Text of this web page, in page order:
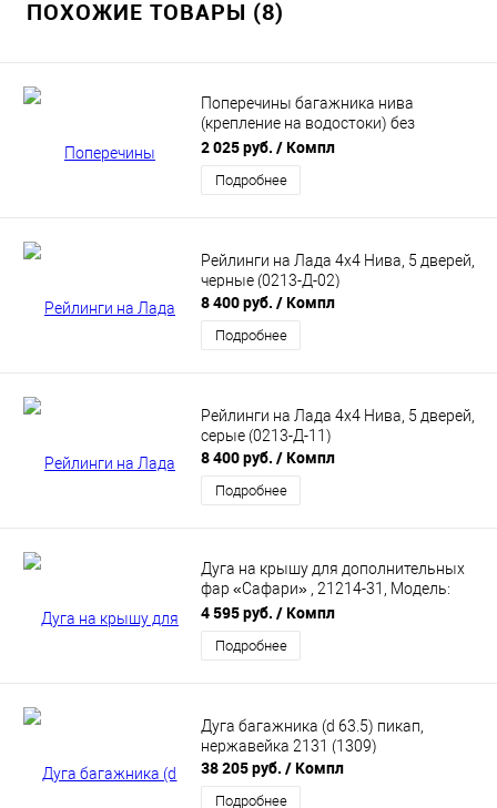
ПОХОЖИЕ ТОВАРЫ (8)
Поперечины багажника нива
(крепление на водостоки) без
сверления. ЕвроДеталь
2 025 руб. / Компл
Подробнее
Рейлинги на Лада 4х4 Нива, 5 дверей,
черные (0213-Д-02)
8 400 руб. / Компл
Подробнее
Рейлинги на Лада 4х4 Нива, 5 дверей,
серые (0213-Д-11)
8 400 руб. / Компл
Подробнее
Дуга на крышу для дополнительных
фар «Сафари» , 21214-31, Модель:
0315
4 595 руб. / Компл
Подробнее
Дуга багажника (d 63.5) пикап,
нержавейка 2131 (1309)
38 205 руб. / Компл
Подробнее